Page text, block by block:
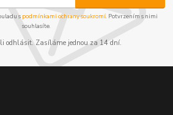
s podmínkami ochrany soukromí. Potvrzením s nimi
souhlasíte.
odhlásit. Zasíláme jednou za 14 dní.